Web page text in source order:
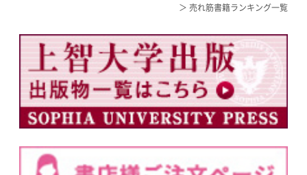
＞ 売れ筋書籍ランキング一覧